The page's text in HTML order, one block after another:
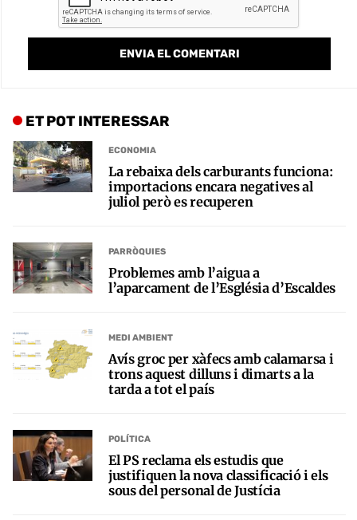
ET POT INTERESSAR
ECONOMIA
La rebaixa dels carburants funciona:
importacions encara negatives al
juliol però es recuperen
PARRÒQUIES
Problemes amb l’aigua a
l’aparcament de l’Església d’Escaldes
MEDI AMBIENT
Avís groc per xàfecs amb calamarsa i
trons aquest dilluns i dimarts a la
tarda a tot el país
POLÍTICA
El PS reclama els estudis que
justifiquen la nova classificació i els
sous del personal de Justícia